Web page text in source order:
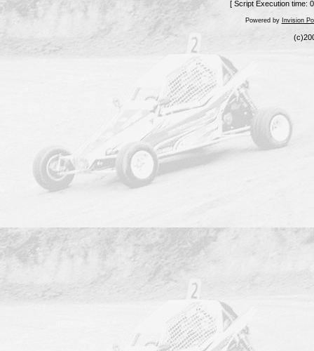
[ Script Execution time:
Powered by Invision